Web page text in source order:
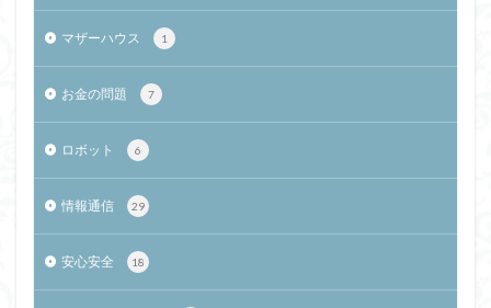
マザーハウス 1
お金の問題 7
ロボット 6
情報通信 29
安心安全 18